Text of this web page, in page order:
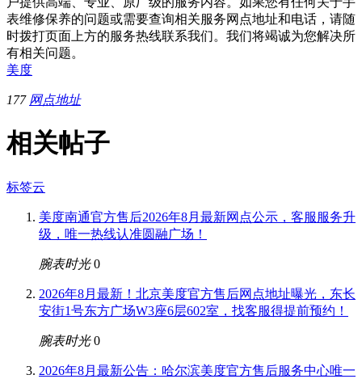
表维修保养的问题或需要查询相关服务网点地址和电话，请随
时拨打页面上方的服务热线联系我们。我们将竭诚为您解决所
有相关问题。
美度
177 网点地址
相关帖子
标签云
美度南通官方售后2026年8月最新网点公示，客服服务升
级，唯一热线认准圆融广场！
腕表时光 0
2026年8月最新！北京美度官方售后网点地址曝光，东长
安街1号东方广场W3座6层602室，找客服得提前预约！
腕表时光 0
2026年8月最新公告：哈尔滨美度官方售后服务中心唯一